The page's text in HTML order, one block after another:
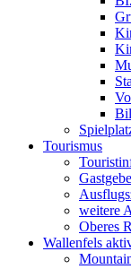
Tourismus
weitere
Oberes
Wallenfels